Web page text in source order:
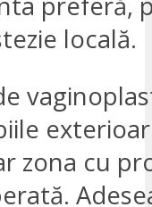
locală.
zona cu